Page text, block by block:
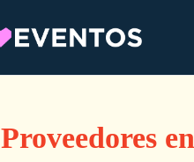
Proveedores